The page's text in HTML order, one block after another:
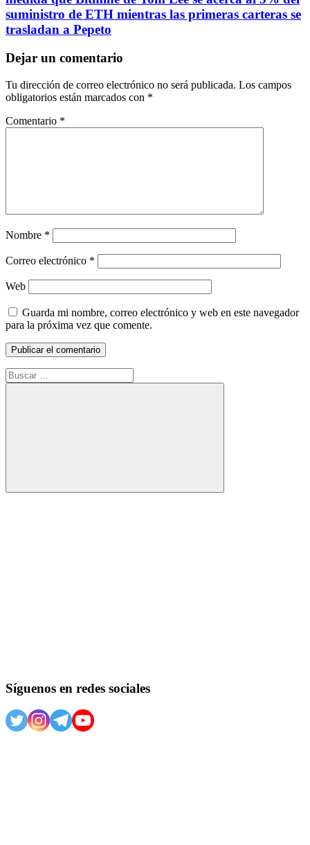
suministro de ETH mientras las primeras carteras se
trasladan a Pepeto
Dejar un comentario
Tu dirección de correo electrónico no será publicada. Los campos
obligatorios están marcados con *
Comentario *
Nombre *
Correo electrónico *
Web
Guarda mi nombre, correo electrónico y web en este navegador
para la próxima vez que comente.
Buscar:
Buscar
Síguenos en redes sociales